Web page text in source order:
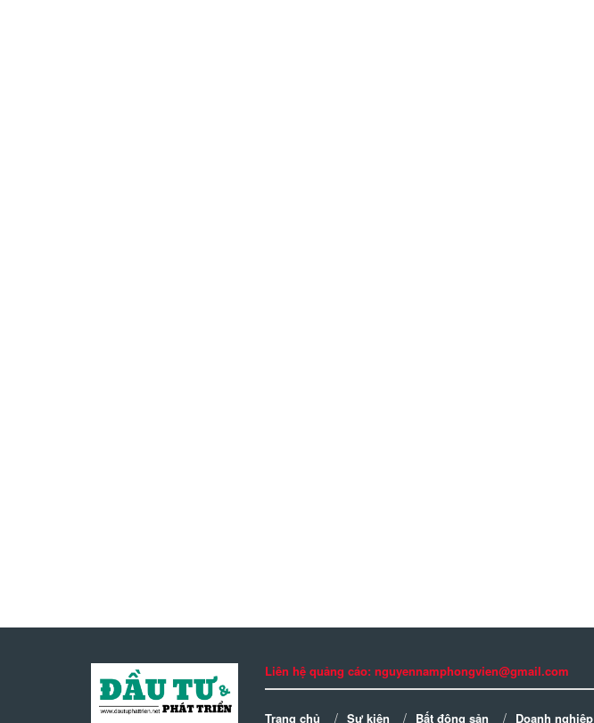
Liên hệ quảng cáo: nguyennamphongvien@gmail.com
Trang chủ Sự kiện Bất động sản Doanh nghiệp